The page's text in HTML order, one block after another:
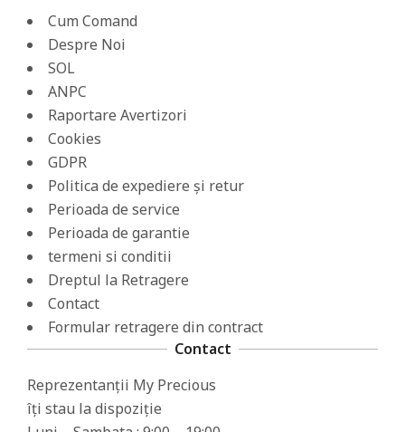
Cum Comand
Despre Noi
SOL
ANPC
Raportare Avertizori
Cookies
GDPR
Politica de expediere și retur
Perioada de service
Perioada de garantie
termeni si conditii
Dreptul la Retragere
Contact
Formular retragere din contract
Contact
Reprezentanții My Precious
îți stau la dispoziție